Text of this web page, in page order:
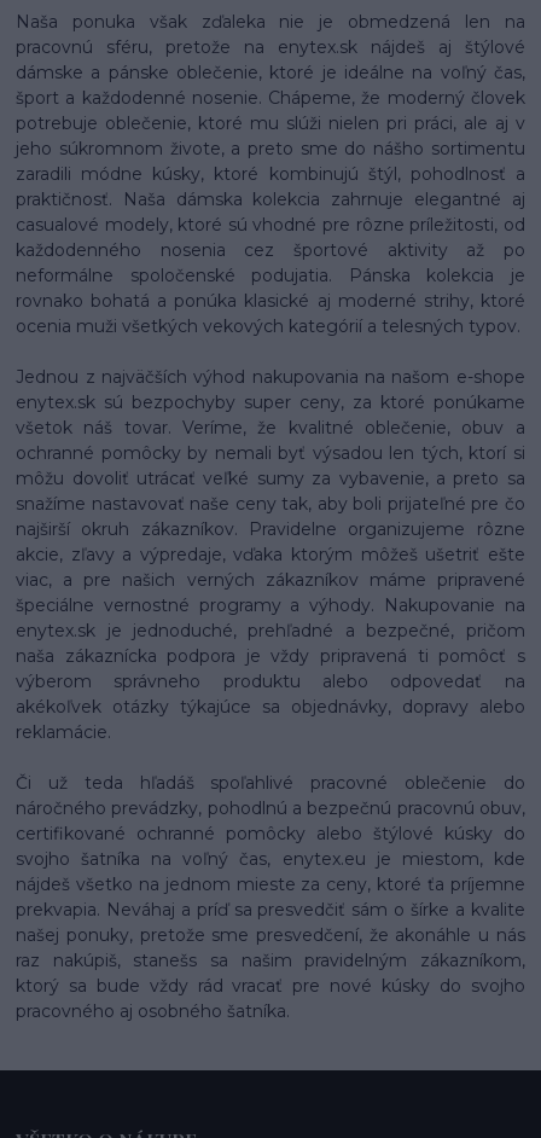
Naša ponuka však zďaleka nie je obmedzená len na
pracovnú sféru, pretože na enytex.sk nájdeš aj štýlové
dámske a pánske oblečenie, ktoré je ideálne na voľný čas,
šport a každodenné nosenie. Chápeme, že moderný človek
potrebuje oblečenie, ktoré mu slúži nielen pri práci, ale aj v
jeho súkromnom živote, a preto sme do nášho sortimentu
zaradili módne kúsky, ktoré kombinujú štýl, pohodlnosť a
praktičnosť. Naša dámska kolekcia zahrnuje elegantné aj
casualové modely, ktoré sú vhodné pre rôzne príležitosti, od
každodenného nosenia cez športové aktivity až po
neformálne spoločenské podujatia. Pánska kolekcia je
rovnako bohatá a ponúka klasické aj moderné strihy, ktoré
ocenia muži všetkých vekových kategórií a telesných typov.
Jednou z najväčších výhod nakupovania na našom e-shope
enytex.sk sú bezpochyby super ceny, za ktoré ponúkame
všetok náš tovar. Veríme, že kvalitné oblečenie, obuv a
ochranné pomôcky by nemali byť výsadou len tých, ktorí si
môžu dovoliť utrácať veľké sumy za vybavenie, a preto sa
snažíme nastavovať naše ceny tak, aby boli prijateľné pre čo
najširší okruh zákazníkov. Pravidelne organizujeme rôzne
akcie, zľavy a výpredaje, vďaka ktorým môžeš ušetriť ešte
viac, a pre našich verných zákazníkov máme pripravené
špeciálne vernostné programy a výhody. Nakupovanie na
enytex.sk je jednoduché, prehľadné a bezpečné, pričom
naša zákaznícka podpora je vždy pripravená ti pomôcť s
výberom správneho produktu alebo odpovedať na
akékoľvek otázky týkajúce sa objednávky, dopravy alebo
reklamácie.
Či už teda hľadáš spoľahlivé pracovné oblečenie do
náročného prevádzky, pohodlnú a bezpečnú pracovnú obuv,
certifikované ochranné pomôcky alebo štýlové kúsky do
svojho šatníka na voľný čas, enytex.eu je miestom, kde
nájdeš všetko na jednom mieste za ceny, ktoré ťa príjemne
prekvapia. Neváhaj a príď sa presvedčiť sám o šírke a kvalite
našej ponuky, pretože sme presvedčení, že akonáhle u nás
raz nakúpiš, stanešs sa našim pravidelným zákazníkom,
ktorý sa bude vždy rád vracať pre nové kúsky do svojho
pracovného aj osobného šatníka.